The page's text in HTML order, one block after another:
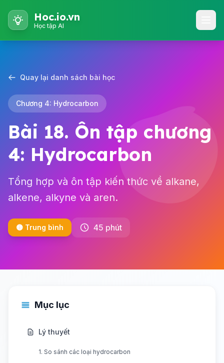
Hoc.io.vn
Học tập AI
Quay lại danh sách bài học
Chương 4: Hydrocarbon
Bài 18. Ôn tập chương
4: Hydrocarbon
Tổng hợp và ôn tập kiến thức về alkane,
alkene, alkyne và aren.
🟡 Trung bình 45 phút
Mục lục
Lý thuyết
1. So sánh các loại hydrocarbon